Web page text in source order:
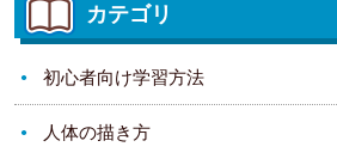
カテゴリ
初心者向け学習方法
人体の描き方